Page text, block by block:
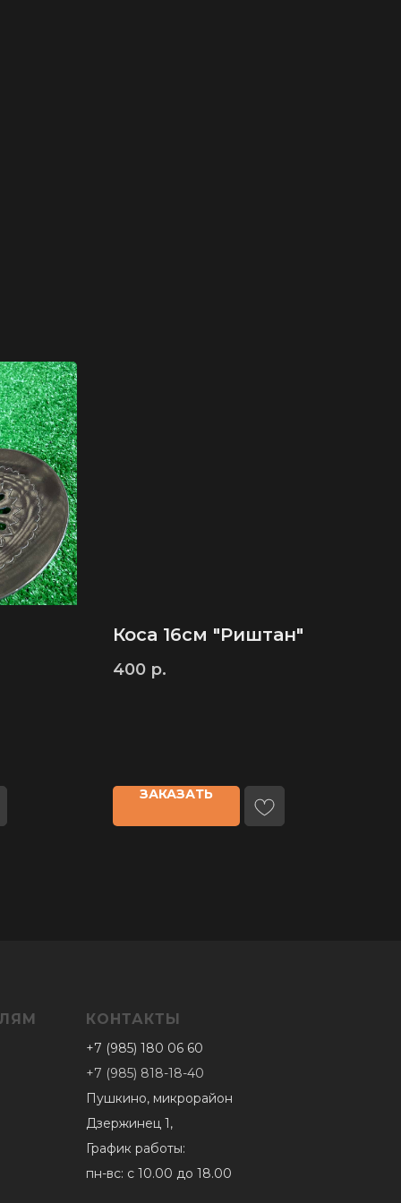
Коса 16см "Риштан"
400 р.
ЗАКАЗАТЬ
КОНТАКТЫ
+7 (985) 180 06 60
+7 (985) 818-18-40
Пушкино, микрорайон
Дзержинец 1,
График работы:
пн-вс: с 10.00 до 18.00